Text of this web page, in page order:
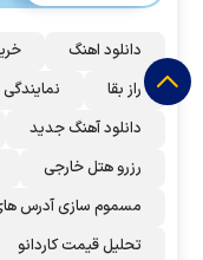
دانلود اهنگ
راز بقا
دانلود آهنگ جدید
رزرو هتل خارجی
مسموم سازی آدرس
تحلیل قیمت کاردانو